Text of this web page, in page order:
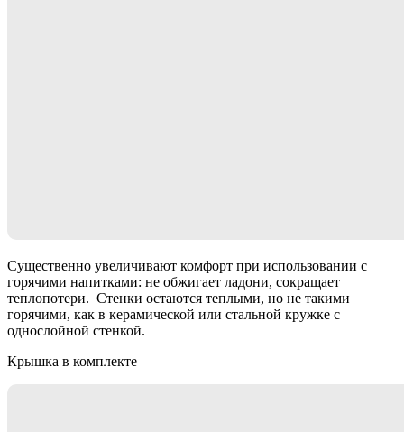
Существенно увеличивают комфорт при использовании с
горячими напитками: не обжигает ладони, сокращает
теплопотери. Стенки остаются теплыми, но не такими
горячими, как в керамической или стальной кружке с
однослойной стенкой.
Крышка в комплекте